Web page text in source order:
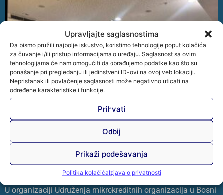
Upravljajte saglasnostima
Da bismo pružili najbolje iskustvo, koristimo tehnologije poput kolačića
za čuvanje i/ili pristup informacijama o uređaju. Saglasnost sa ovim
tehnologijama će nam omogućiti da obrađujemo podatke kao što su
ponašanje pri pregledanju ili jedinstveni ID-ovi na ovoj veb lokaciji.
Nepristanak ili povlačenje saglasnosti može negativno uticati na
određene karakteristike i funkcije.
Prihvati
Odbij
Prikaži podešavanja
Politika kolačićaIzjava o privatnosti
Održana je stručna radionica „Praktična primjena
Zakona o zaštiti ličnih podataka u BiH“
U organizaciji Udruženja mikrokreditnih organizacija u Bosni